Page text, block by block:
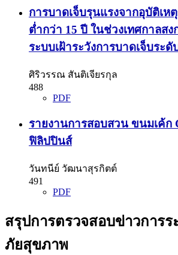
การบาดเจ็บรุนแรงจากอุบัติเห
ต่ำกว่า 15 ปี ในช่วงเทศกาลสง
ระบบเฝ้าระวังการบาดเจ็บระ
ศิริวรรณ สันติเจียรกุล
488
PDF
รายงานการสอบสวน ขนมเค้ก
ฟิลิปปินส์
วันทนีย์ วัฒนาสุรกิตต์
491
PDF
สรุปการตรวจสอบข่าวการร
ภัยสุขภาพ